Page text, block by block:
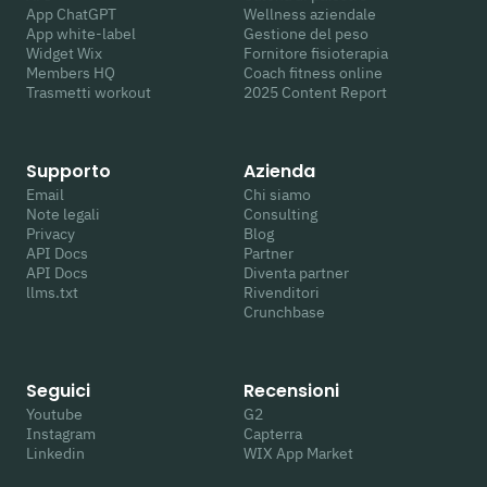
App ChatGPT
App white-label
Widget Wix
Members HQ
Trasmetti workout
Wellness aziendale
Gestione del peso
Fornitore fisioterapia
Coach fitness online
2025 Content Report
Supporto
Email
Note legali
Privacy
API Docs
API Docs
llms.txt
Azienda
Chi siamo
Consulting
Blog
Partner
Diventa partner
Rivenditori
Crunchbase
Seguici
Youtube
Instagram
Linkedin
Recensioni
G2
Capterra
WIX App Market